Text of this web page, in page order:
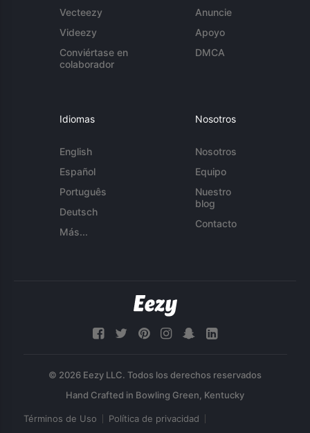
Vecteezy
Videezy
Conviértase en
colaborador
Anuncie
Apoyo
DMCA
Idiomas
English
Español
Português
Deutsch
Más...
Nosotros
Nosotros
Equipo
Nuestro
blog
Contacto
© 2026 Eezy LLC. Todos los derechos reservados
Términos de Uso Política de privacidad